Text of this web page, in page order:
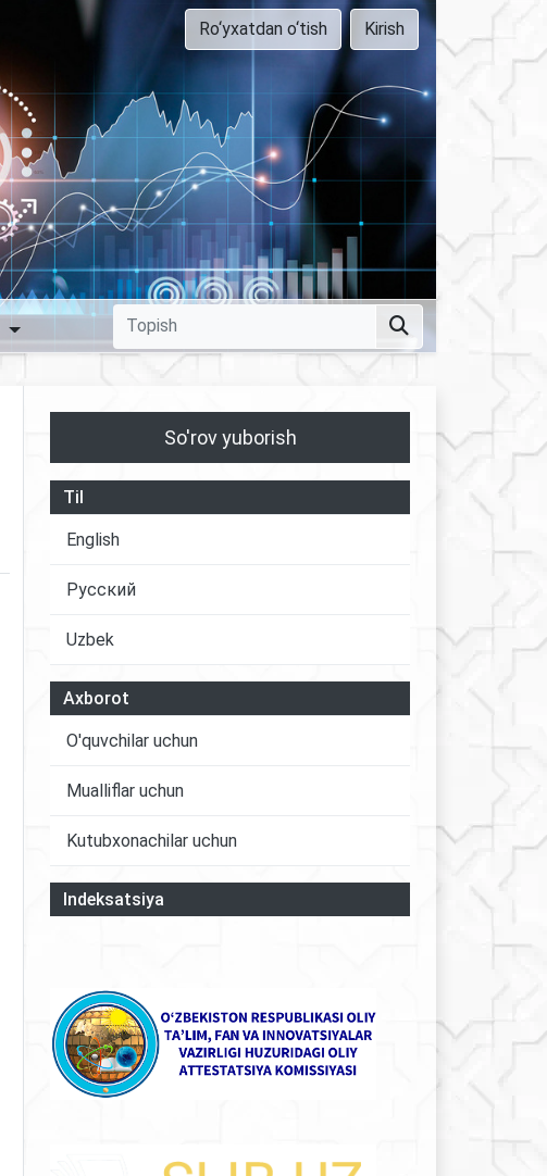
Ro‘yxatdan o‘tish Kirish
So'rov yuborish
Til
English
Русский
Uzbek
Axborot
O'quvchilar uchun
Mualliflar uchun
Kutubxonachilar uchun
Indeksatsiya